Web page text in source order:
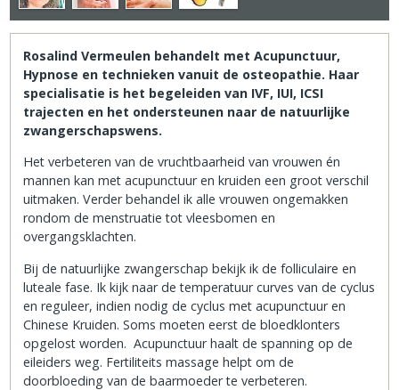
Rosalind Vermeulen behandelt met Acupunctuur,
Hypnose en technieken vanuit de osteopathie. Haar
specialisatie is het begeleiden van IVF, IUI, ICSI
trajecten en het ondersteunen naar de natuurlijke
zwangerschapswens.
Het verbeteren van de vruchtbaarheid van vrouwen én
mannen kan met acupunctuur en kruiden een groot verschil
uitmaken. Verder behandel ik alle vrouwen ongemakken
rondom de menstruatie tot vleesbomen en
overgangsklachten.
Bij de natuurlijke zwangerschap bekijk ik de folliculaire en
luteale fase. Ik kijk naar de temperatuur curves van de cyclus
en reguleer, indien nodig de cyclus met acupunctuur en
Chinese Kruiden. Soms moeten eerst de bloedklonters
opgelost worden. Acupunctuur haalt de spanning op de
eileiders weg. Fertiliteits massage helpt om de
doorbloeding van de baarmoeder te verbeteren.